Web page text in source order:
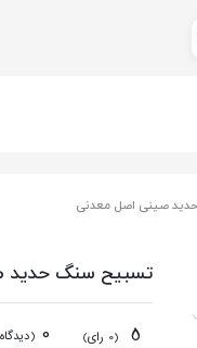
صینی اصل معدنی
تسبیح سنگ حدید
(0 رای) 0